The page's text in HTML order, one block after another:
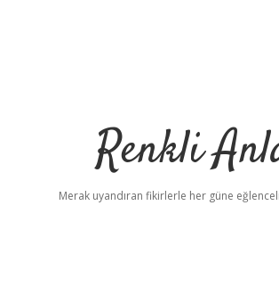
Renkli
Merak uyandıran fikirlerle her güne